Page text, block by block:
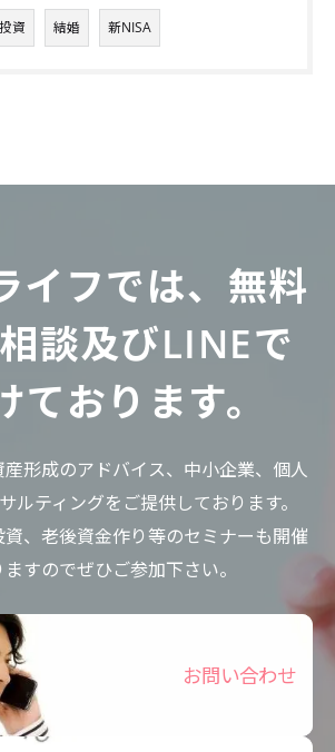
投資 結婚 新NISA
イフでは、無料
談及びLINEで
ております。
形成のアドバイス、中小企業、個人
ルティングをご提供しております。
、老後資金作り等のセミナーも開催
ますのでぜひご参加下さい。
お問い合わせ